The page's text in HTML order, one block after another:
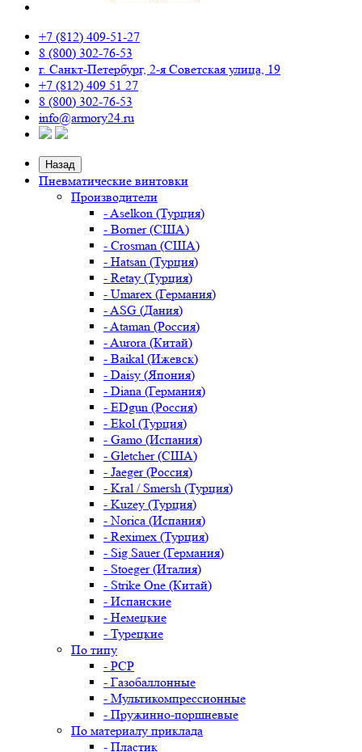
+7 (812) 409-51-27
8 (800) 302-76-53
г. Санкт-Петербург, 2-я Советская улица, 19
+7 (812) 409 51 27
8 (800) 302-76-53
info@armory24.ru
Назад
Пневматические винтовки
Производители
- Aselkon (Турция)
- Borner (США)
- Crosman (США)
- Hatsan (Турция)
- Retay (Турция)
- Umarex (Германия)
- ASG (Дания)
- Ataman (Россия)
- Aurora (Китай)
- Baikal (Ижевск)
- Daisy (Япония)
- Diana (Германия)
- EDgun (Россия)
- Ekol (Турция)
- Gamo (Испания)
- Gletcher (США)
- Jaeger (Россия)
- Kral / Smersh (Турция)
- Kuzey (Турция)
- Norica (Испания)
- Reximex (Турция)
- Sig Sauer (Германия)
- Stoeger (Италия)
- Strike One (Китай)
- Испанские
- Немецкие
- Турецкие
По типу
- PCP
- Газобаллонные
- Мультикомпрессионные
- Пружинно-поршневые
По материалу приклада
- Пластик